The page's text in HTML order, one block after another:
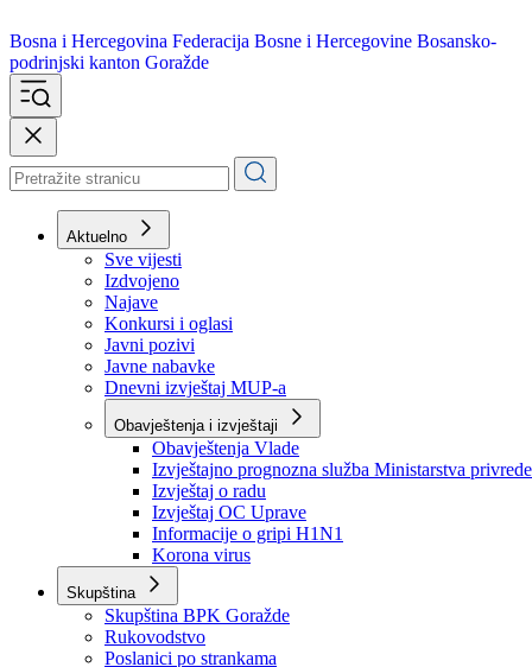
Bosna i Hercegovina
podrinjski kanton Goražde
Aktuelno
Sve vijesti
Izdvojeno
Najave
Konkursi i oglasi
Javni pozivi
Javne nabavke
Dnevni izvještaj MUP-a
Obavještenja i izvještaji
Obavještenja Vlade
Izvještajno prognozna služba Ministarstva privrede
Izvještaj o radu
Izvještaj OC Uprave
Informacije o gripi H1N1
Korona virus
Skupština